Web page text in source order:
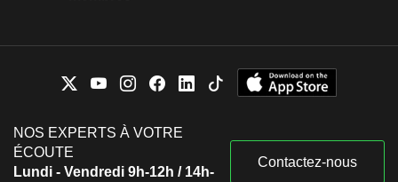
NOS EXPERTS À VOTRE
ÉCOUTE
Lundi - Vendredi 9h-12h / 14h-
Contactez-nous